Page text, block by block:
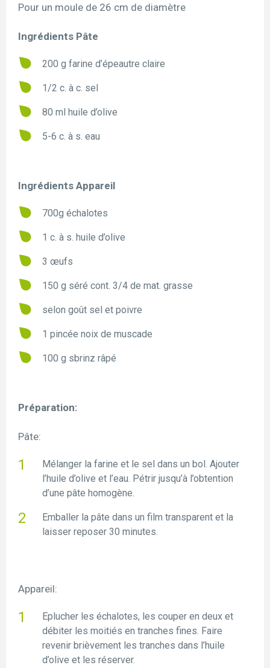
Pour un moule de 26 cm de diamètre
Ingrédients Pâte
200 g farine d’épeautre claire
1/2 c. à c. sel
80 ml huile d’olive
5-6 c. à s. eau
Ingrédients Appareil
700g échalotes
1 c. à s. huile d’olive
3 œufs
150 g séré cont. 3/4 de mat. grasse
selon goût sel et poivre
1 pincée noix de muscade
100 g sbrinz râpé
Préparation:
Pâte:
Mélanger la farine et le sel dans un bol. Ajouter
l’huile d’olive et l’eau. Pétrir jusqu’à l’obtention
d’une pâte homogène.
Emballer la pâte dans un film transparent et la
laisser reposer 30 minutes.
Appareil:
Eplucher les échalotes, les couper en deux et
débiter les moitiés en tranches fines. Faire
revenir brièvement les tranches dans l’huile
d’olive et les réserver.